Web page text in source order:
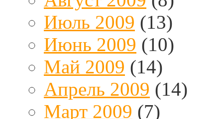
Июль 2009 (13)
Июнь 2009 (10)
Май 2009 (14)
Апрель 2009 (14)
Март 2009 (7)